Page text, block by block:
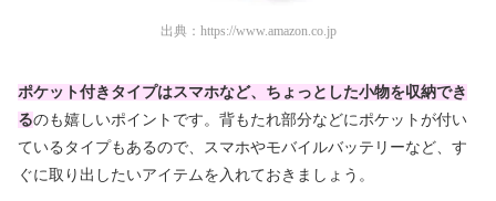
出典： https://www.amazon.co.jp
ポケット付きタイプはスマホなど、ちょっとした小物を収納でき
るのも嬉しいポイントです。背もたれ部分などにポケットが付い
ているタイプもあるので、スマホやモバイルバッテリーなど、す
ぐに取り出したいアイテムを入れておきましょう。